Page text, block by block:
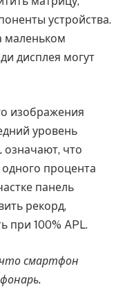
устройства.
маленьком
дисплея могут
изображения
уровень
означают, что
процента
панель
рекорд,
при 100% APL.
смартфон